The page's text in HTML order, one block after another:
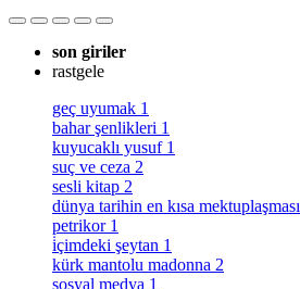
son giriler
rastgele
geç uyumak 1
bahar şenlikleri 1
kuyucaklı yusuf 1
suç ve ceza 2
sesli kitap 2
dünya tarihin en kısa mektuplaşması
petrikor 1
i̇çimdeki şeytan 1
kürk mantolu madonna 2
sosyal medya 1